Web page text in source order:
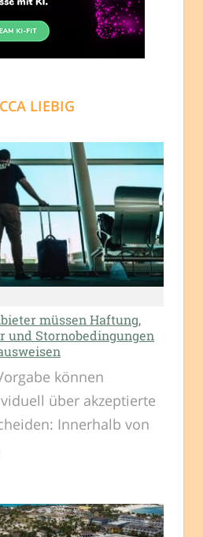
LIEBIG
müssen Haftung,
und Stornobedingungen
können
über akzeptierte
Innerhalb von